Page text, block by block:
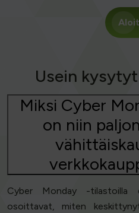
Usein
Miksi Cyber
on niin
Cyber Monday -tilastoilla
osoittavat, miten